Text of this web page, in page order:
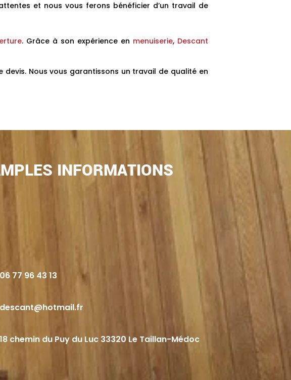
et nous vous ferons bénéficier d’un travail de
. Grâce à son expérience en menuiserie, Descant
Nous vous garantissons un travail de qualité en
INFORMATIONS
06 77 96 43 13
descant@hotmail.fr
18 chemin du Puy du Luc 33320 Le Taillan-Médoc